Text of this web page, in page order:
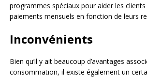
programmes spéciaux pour aider les
paiements mensuels en fonction de leurs
Inconvénients
Bien qu’il y ait beaucoup d’avantages
consommation, il existe également un